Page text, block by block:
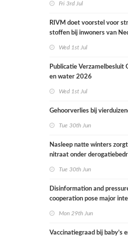
Fri 3rd Jul
RIVM doet voorstel voor
stoffen bij inwoners van
Wed 1st Jul
Publicatie Verzamelbesluit
en water 2026
Wed 1st Jul
Gehoorverlies bij
Tue 30th Jun
Nasleep natte winters
nitraat onder
Tue 30th Jun
Disinformation and
cooperation pose major
Mon 29th Jun
Vaccinatiegraad bij baby’s